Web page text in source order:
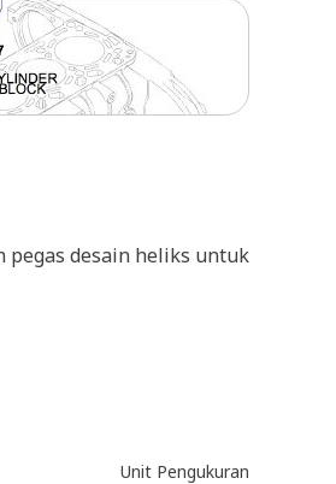
pegas desain heliks untuk
Unit Pengukuran